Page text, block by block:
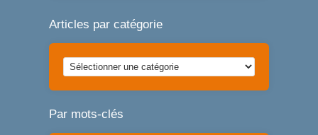
Articles par catégorie
Articles
par
catégorie
Par mots-clés